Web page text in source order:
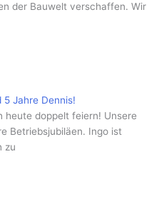
der Bauwelt verschaffen. Wir
5 Jahre Dennis!
heute doppelt feiern! Unsere
Betriebsjubiläen. Ingo ist
zu